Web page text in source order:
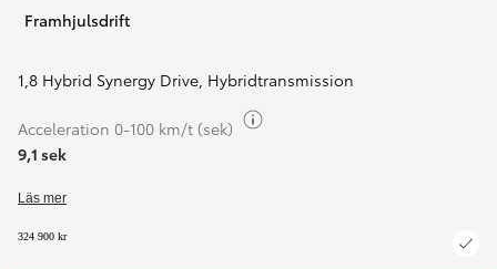
Framhjulsdrift
1,8 Hybrid Synergy Drive, Hybridtransmission
Acceleration 0-100 km/t (sek)
9,1 sek
Läs mer
324 900 kr